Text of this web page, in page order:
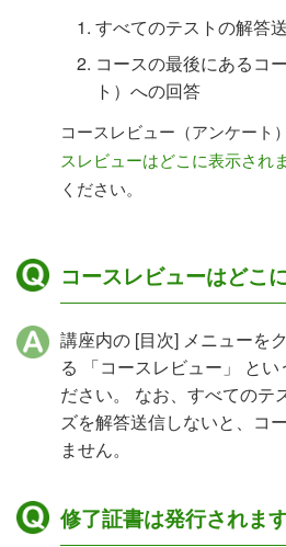
すべてのテストの解答
コースの最後にあるコ
ト）への回答
コースレビュー（アンケート
スレビューはどこに表示され
ください。
コースレビューはどこ
講座内の [目次] メニューを
る 「コースレビュー」 と
ださい。 なお、すべてのテ
ズを解答送信しないと、コ
ません。
修了証書は発行されます